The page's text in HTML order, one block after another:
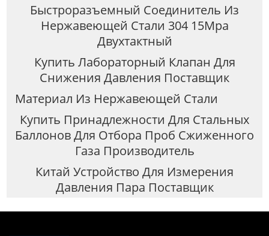
Быстроразъемный Соединитель Из
Нержавеющей Стали 304 15Mpa
Двухтактный
Купить Лабораторный Клапан Для
Снижения Давления Поставщик
Материал Из Нержавеющей Стали
Купить Принадлежности Для Стальных
Баллонов Для Отбора Проб Сжиженного
Газа Производитель
Китай Устройство Для Измерения
Давления Пара Поставщик